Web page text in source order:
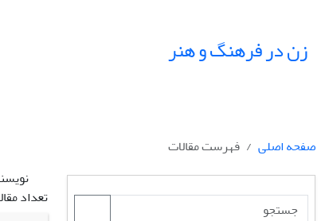
زن در فرهنگ و هنر
صفحه اصلی
فهرست مقالات
تعداد